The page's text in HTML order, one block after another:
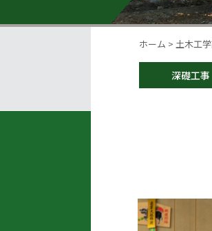
ホーム > 土木工
深礎工事